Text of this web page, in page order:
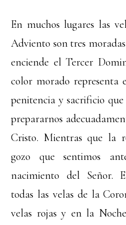
En muchos lugares las
Adviento son tres
enciende el Tercer
color morado representa
penitencia y sacrificio
prepararnos
Cristo. Mientras que la
gozo que sentimos
nacimiento del Señor.
todas las velas de la
velas rojas y en la